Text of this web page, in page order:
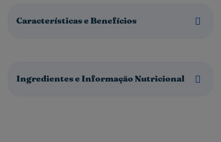
Características e Benefícios
Ingredientes e Informação Nutricional